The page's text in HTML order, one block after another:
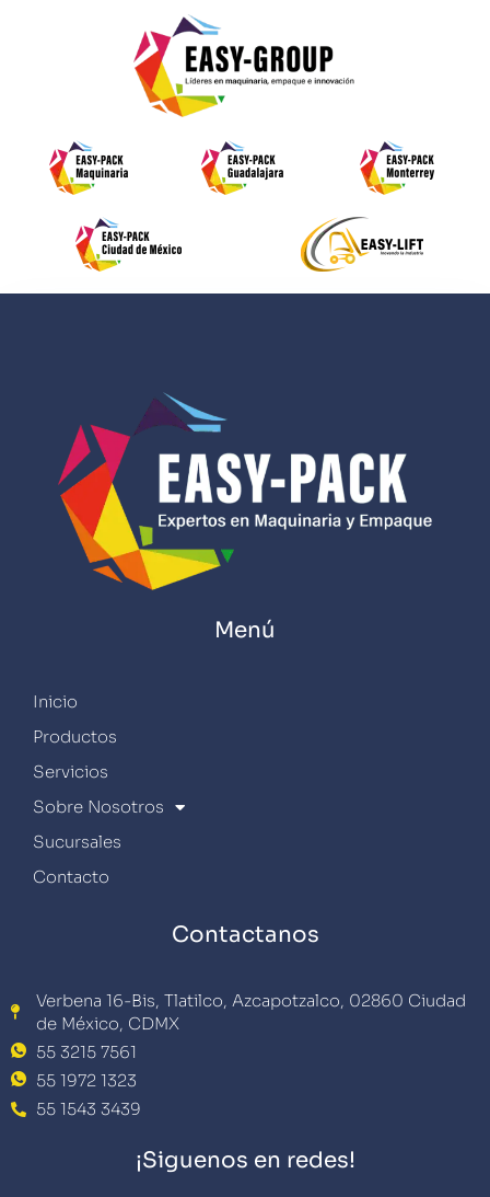
Menú
Inicio
Productos
Servicios
Sobre Nosotros
Sucursales
Contacto
Contactanos
Verbena 16-Bis, Tlatilco, Azcapotzalco, 02860 Ciudad
de México, CDMX
55 3215 7561
55 1972 1323
55 1543 3439
¡Siguenos en redes!